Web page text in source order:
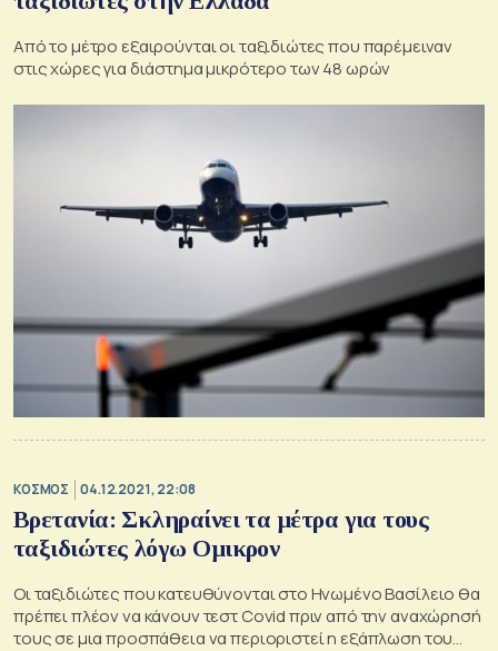
Από το μέτρο εξαιρούνται οι ταξιδιώτες που παρέμειναν
στις χώρες για διάστημα μικρότερο των 48 ωρών
ΚΟΣΜΟΣ 04.12.2021, 22:08
Βρετανία: Σκληραίνει τα μέτρα για τους
ταξιδιώτες λόγω Ομικρον
Οι ταξιδιώτες που κατευθύνονται στο Ηνωμένο Βασίλειο θα
πρέπει πλέον να κάνουν τεστ Covid πριν από την αναχώρησή
τους σε μια προσπάθεια να περιοριστεί η εξάπλωση του